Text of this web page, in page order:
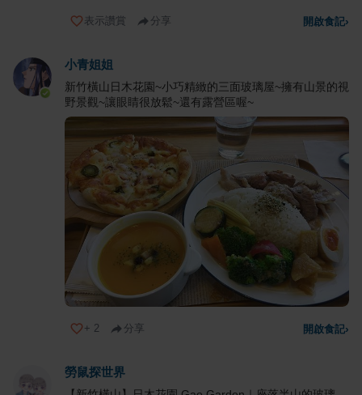
表示讚賞 分享 開啟食記›
小青姐姐
新竹橫山日木花園~小巧精緻的三面玻璃屋~擁有山景的視
野景觀~讓眼睛很放鬆~還有露營區喔~
+ 2 分享 開啟食記›
勞鼠探世界